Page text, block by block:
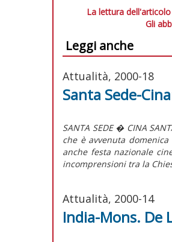
La lettura
Gli
Leggi anche
Attualità, 2000-18
Santa Sede-
SANTA SEDE � CINA
che è avvenuta
anche festa nazionale
incomprensioni tra la
Attualità, 2000-14
India-Mons. De